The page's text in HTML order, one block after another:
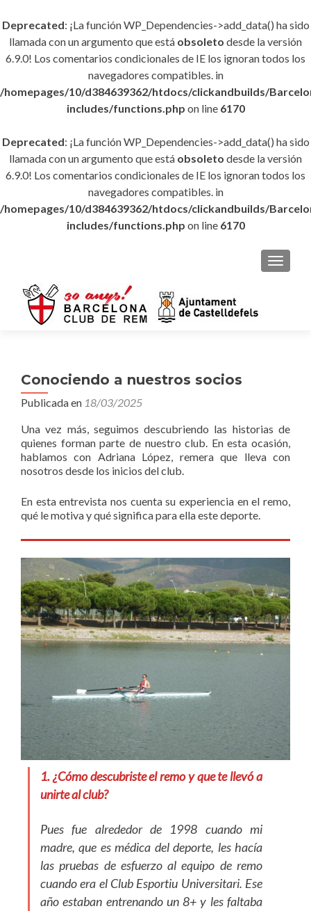
Deprecated: ¡La función WP_Dependencies->add_data() ha sido
llamada con un argumento que está obsoleto desde la versión
6.9.0! Los comentarios condicionales de IE los ignoran todos los
navegadores compatibles. in
/homepages/10/d384639362/htdocs/clickandbuilds/
includes/functions.php on line 6170
Deprecated: ¡La función WP_Dependencies->add_data() ha sido
llamada con un argumento que está obsoleto desde la versión
6.9.0! Los comentarios condicionales de IE los ignoran todos los
navegadores compatibles. in
/homepages/10/d384639362/htdocs/clickandbuilds/
includes/functions.php on line 6170
Conociendo a nuestros socios
Publicada en 18/03/2025
Una vez más, seguimos descubriendo las historias de
quienes forman parte de nuestro club. En esta ocasión,
hablamos con Adriana López, remera que lleva con
nosotros desde los inicios del club.
En esta entrevista nos cuenta su experiencia en el remo,
qué le motiva y qué significa para ella este deporte.
1. ¿Cómo descubriste el remo y que te llevó a
unirte al club?
Pues fue alrededor de 1998 cuando mi
madre, que es médica del deporte, les hacía
las pruebas de esfuerzo al equipo de remo
cuando era el Club Esportiu Universitari. Ese
año estaban entrenando un 8+ y les faltaba